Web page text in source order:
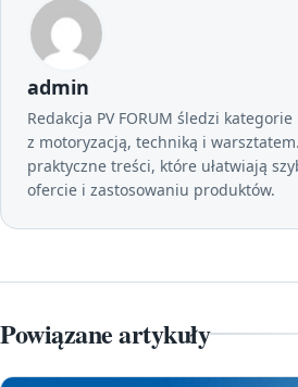
admin
Redakcja PV FORUM śledzi
z motoryzacją, techniką i
praktyczne treści, które ułatwiają
ofercie i zastosowaniu produktów.
Powiązane artykuły